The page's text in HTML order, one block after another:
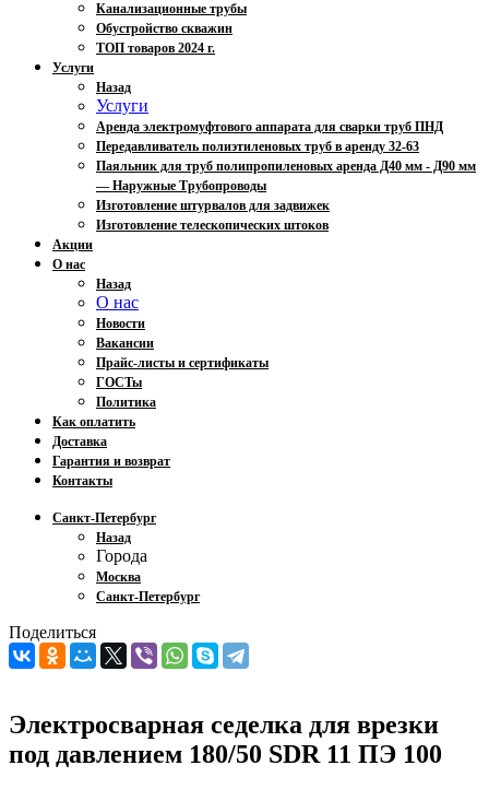
Канализационные трубы
Обустройство скважин
ТОП товаров 2024 г.
Услуги
Назад
Услуги
Аренда электромуфтового аппарата для сварки труб ПНД
Передавливатель полиэтиленовых труб в аренду 32-63
Паяльник для труб полипропиленовых аренда Д40 мм - Д90 мм
— Наружные Трубопроводы
Изготовление штурвалов для задвижек
Изготовление телескопических штоков
Акции
О нас
Назад
О нас
Новости
Вакансии
Прайс-листы и сертификаты
ГОСТы
Политика
Как оплатить
Доставка
Гарантия и возврат
Контакты
Санкт-Петербург
Назад
Города
Москва
Санкт-Петербург
Поделиться
Электросварная седелка для врезки
под давлением 180/50 SDR 11 ПЭ 100